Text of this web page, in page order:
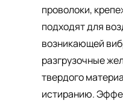
проволоки,
подходят для
возникающей
разгрузочные
твердого
истиранию.